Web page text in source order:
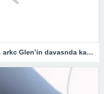
mam hatiplilere hakaret etmiti… arkc Glen’in davasnda karar belli oldu